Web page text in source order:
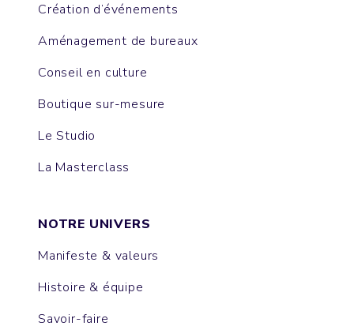
Création d’événements
Aménagement de bureaux
Conseil en culture
Boutique sur-mesure
Le Studio
La Masterclass
NOTRE UNIVERS
Manifeste & valeurs
Histoire & équipe
Savoir-faire